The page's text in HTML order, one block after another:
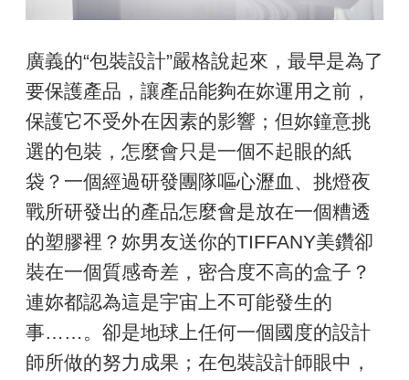
廣義的“包裝設計”嚴格說起來，最早是為了
要保護產品，讓產品能夠在妳運用之前，
保護它不受外在因素的影響；但妳鐘意挑
選的包裝，怎麼會只是一個不起眼的紙
袋？一個經過研發團隊嘔心瀝血、挑燈夜
戰所研發出的產品怎麼會是放在一個糟透
的塑膠裡？妳男友送你的TIFFANY美鑽卻
裝在一個質感奇差，密合度不高的盒子？
連妳都認為這是宇宙上不可能發生的
事……。卻是地球上任何一個國度的設計
師所做的努力成果；在包裝設計師眼中，